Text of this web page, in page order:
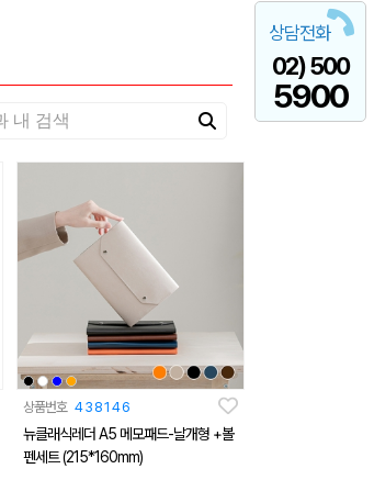
상담전화
02) 500
5900
상품번호 438146
뉴클래식레더 A5 메모패드-날개형 +볼
펜세트 (215*160mm)